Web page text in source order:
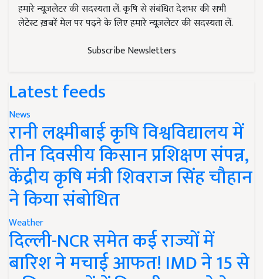
हमारे न्यूज़लेटर की सदस्यता लें. कृषि से संबंधित देशभर की सभी
लेटेस्ट ख़बरें मेल पर पढ़ने के लिए हमारे न्यूज़लेटर की सदस्यता लें.
Subscribe Newsletters
Latest feeds
News
रानी लक्ष्मीबाई कृषि विश्वविद्यालय में
तीन दिवसीय किसान प्रशिक्षण संपन्न,
केंद्रीय कृषि मंत्री शिवराज सिंह चौहान
ने किया संबोधित
Weather
दिल्ली-NCR समेत कई राज्यों में
बारिश ने मचाई आफत! IMD ने 15 से